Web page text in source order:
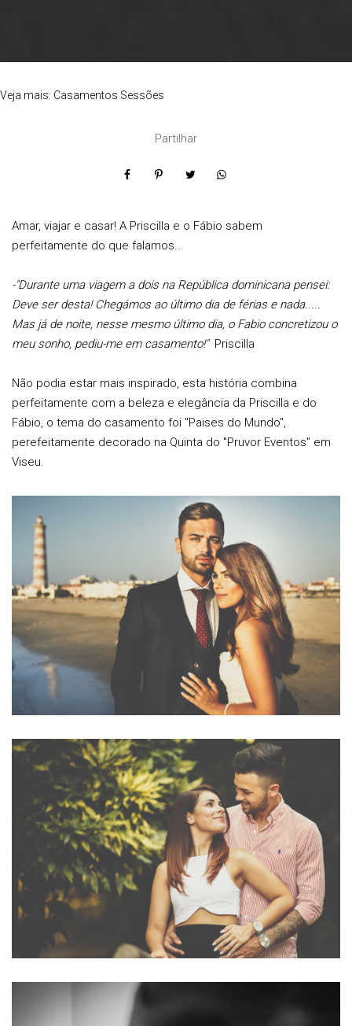
Veja mais: Casamentos Sessões
Partilhar
Amar, viajar e casar! A Priscilla e o Fábio sabem
perfeitamente do que falamos...
-"Durante uma viagem a dois na República dominicana pensei:
Deve ser desta! Chegámos ao último dia de férias e nada.....
Mas já de noite, nesse mesmo último dia, o Fabio concretizou o
meu sonho, pediu-me em casamento!" Priscilla
Não podia estar mais inspirado, esta história combina
perfeitamente com a beleza e elegância da Priscilla e do
Fábio, o tema do casamento foi "Paises do Mundo",
perefeitamente decorado na Quinta do "Pruvor Eventos" em
Viseu.